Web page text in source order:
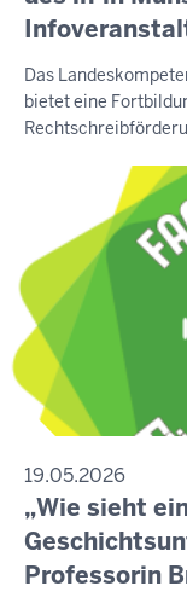
Das
bietet eine
19.05.2026
„Wie sieht
Professorin